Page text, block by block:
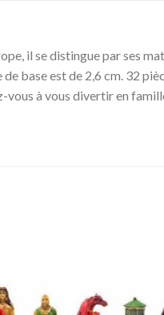
il se distingue par ses
base est de 2,6 cm. 32
vous à vous divertir en